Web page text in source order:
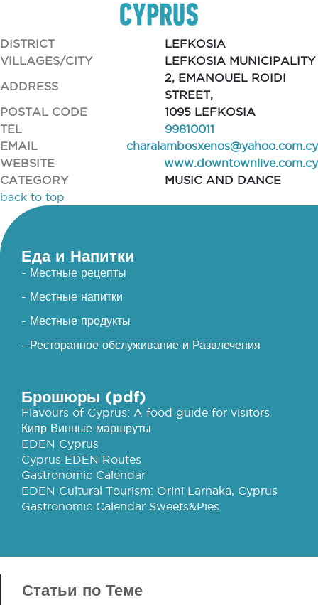
DISTRICT
LEFKOSIA
VILLAGES/CITY
LEFKOSIA MUNICIPALITY
ADDRESS
2, EMANOUEL ROIDI
STREET,
POSTAL CODE
1095 LEFKOSIA
TEL
99810011
EMAIL
charalambosxenos@yahoo.com.cy
WEBSITE
www.downtownlive.com.cy
CATEGORY
MUSIC AND DANCE
back to top
Еда и Напитки
- Местные рецепты
- Местные напитки
- Местные продукты
- Ресторанное обслуживание и Развлечения
Брошюры (pdf)
Flavours of Cyprus: A food guide for visitors
Кипр Винные маршруты
EDEN Cyprus
Cyprus EDEN Routes
Gastronomic Calendar
EDEN Cultural Tourism: Orini Larnaka, Cyprus
Gastronomic Calendar Sweets&Pies
Статьи по Теме